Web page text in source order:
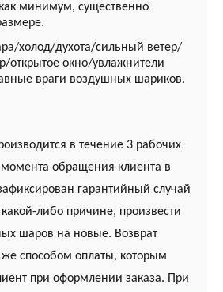
минимум, существенно
холод/духота/сильный ветер/
открытое окно/увлажнители
враги воздушных шариков.
в течение 3 рабочих
обращения клиента в
гарантийный случай
либо причине, произвести
шаров на новые. Возврат
же способом оплаты, которым
при оформлении заказа. При